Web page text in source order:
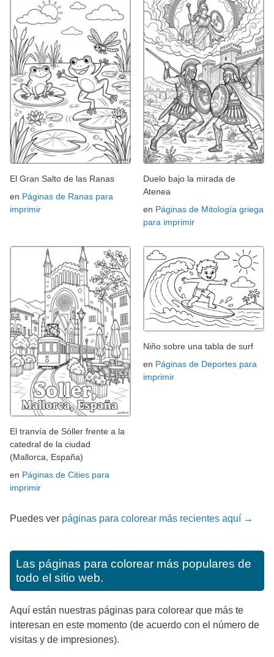
El Gran Salto de las Ranas
en Páginas de Ranas para
imprimir
Duelo bajo la mirada de
Atenea
en Páginas de Mitología griega
para imprimir
El tranvía de Sóller frente a la
catedral de la ciudad
(Mallorca, España)
en Páginas de Cities para
imprimir
Niño sobre una tabla de surf
en Páginas de Deportes para
imprimir
Puedes ver páginas para colorear más recientes aquí →
Las páginas para colorear más populares de
todo el sitio web.
Aquí están nuestras páginas para colorear que más te
interesan en este momento (de acuerdo con el número de
visitas y de impresiones).